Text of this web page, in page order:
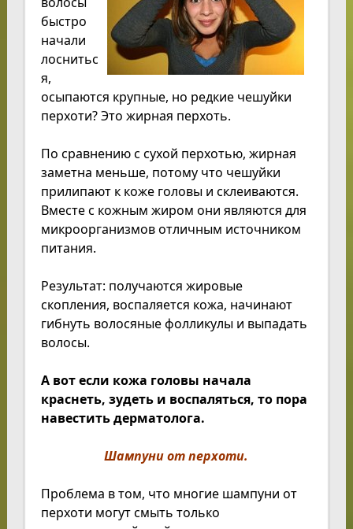
быстро
начали
лоснитьс
я,
осыпаются крупные, но редкие чешуйки
перхоти? Это жирная перхоть.
По сравнению с сухой перхотью, жирная
заметна меньше, потому что чешуйки
прилипают к коже головы и склеиваются.
Вместе с кожным жиром они являются для
микроорганизмов отличным источником
питания.
Результат: получаются жировые
скопления, воспаляется кожа, начинают
гибнуть волосяные фолликулы и выпадать
волосы.
А вот если кожа головы начала
краснеть, зудеть и воспаляться, то пора
навестить дерматолога.
Шампуни от перхоти.
Проблема в том, что многие шампуни от
перхоти могут смыть только